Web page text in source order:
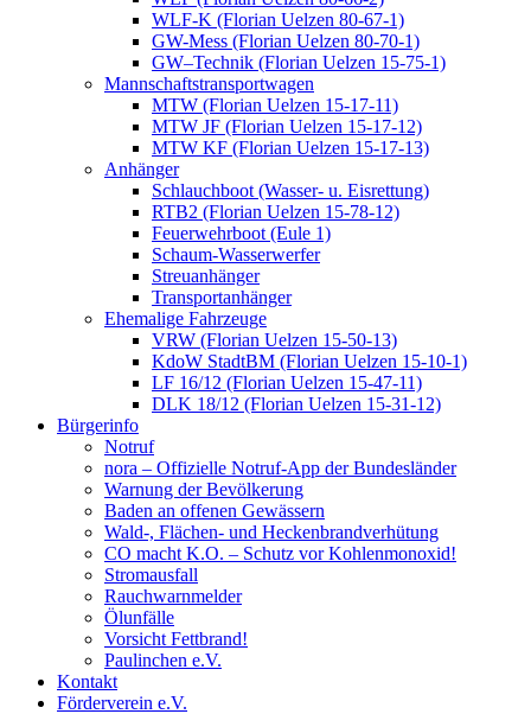
WLF-K (Florian Uelzen 80-67-1)
GW-Mess (Florian Uelzen 80-70-1)
GW–Technik (Florian Uelzen 15-75-1)
Mannschaftstransportwagen
MTW (Florian Uelzen 15-17-11)
MTW JF (Florian Uelzen 15-17-12)
MTW KF (Florian Uelzen 15-17-13)
Anhänger
Schlauchboot (Wasser- u. Eisrettung)
RTB2 (Florian Uelzen 15-78-12)
Feuerwehrboot (Eule 1)
Schaum-Wasserwerfer
Streuanhänger
Transportanhänger
Ehemalige Fahrzeuge
VRW (Florian Uelzen 15-50-13)
KdoW StadtBM (Florian Uelzen 15-10-1)
LF 16/12 (Florian Uelzen 15-47-11)
DLK 18/12 (Florian Uelzen 15-31-12)
Bürgerinfo
Notruf
nora – Offizielle Notruf-App der Bundesländer
Warnung der Bevölkerung
Baden an offenen Gewässern
Wald-, Flächen- und Heckenbrandverhütung
CO macht K.O. – Schutz vor Kohlenmonoxid!
Stromausfall
Rauchwarnmelder
Ölunfälle
Vorsicht Fettbrand!
Paulinchen e.V.
Kontakt
Förderverein e.V.